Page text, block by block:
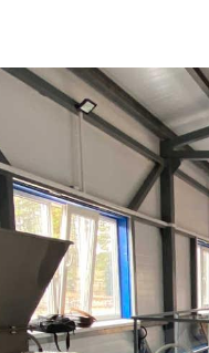
производство
в